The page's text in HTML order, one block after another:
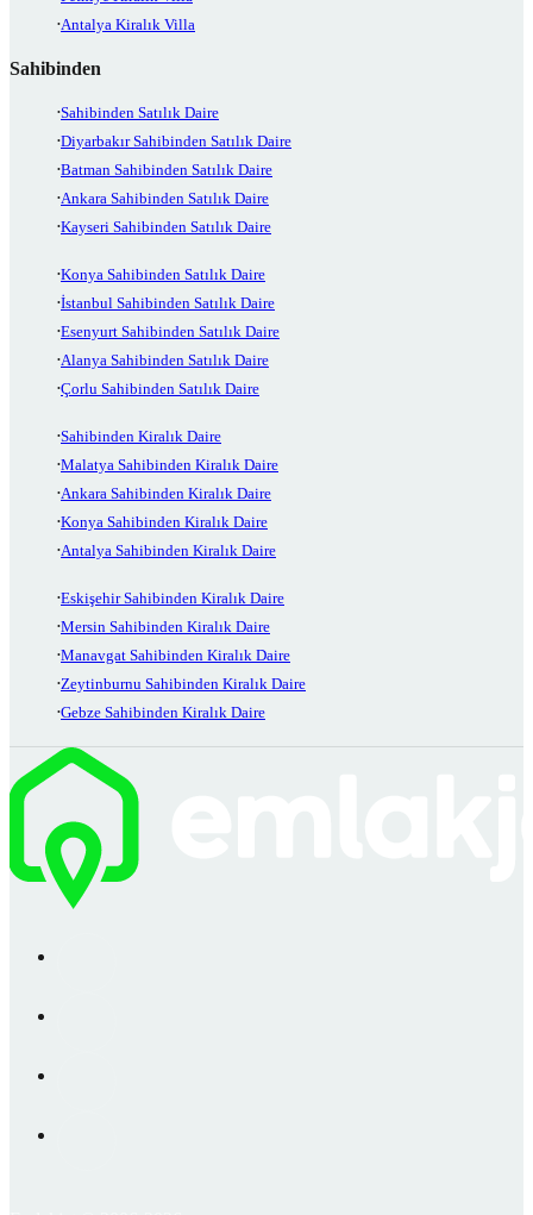
Antalya Kiralık Villa
Sahibinden
Sahibinden Satılık Daire
Diyarbakır Sahibinden Satılık Daire
Batman Sahibinden Satılık Daire
Ankara Sahibinden Satılık Daire
Kayseri Sahibinden Satılık Daire
Konya Sahibinden Satılık Daire
İstanbul Sahibinden Satılık Daire
Esenyurt Sahibinden Satılık Daire
Alanya Sahibinden Satılık Daire
Çorlu Sahibinden Satılık Daire
Sahibinden Kiralık Daire
Malatya Sahibinden Kiralık Daire
Ankara Sahibinden Kiralık Daire
Konya Sahibinden Kiralık Daire
Antalya Sahibinden Kiralık Daire
Eskişehir Sahibinden Kiralık Daire
Mersin Sahibinden Kiralık Daire
Manavgat Sahibinden Kiralık Daire
Zeytinburnu Sahibinden Kiralık Daire
Gebze Sahibinden Kiralık Daire